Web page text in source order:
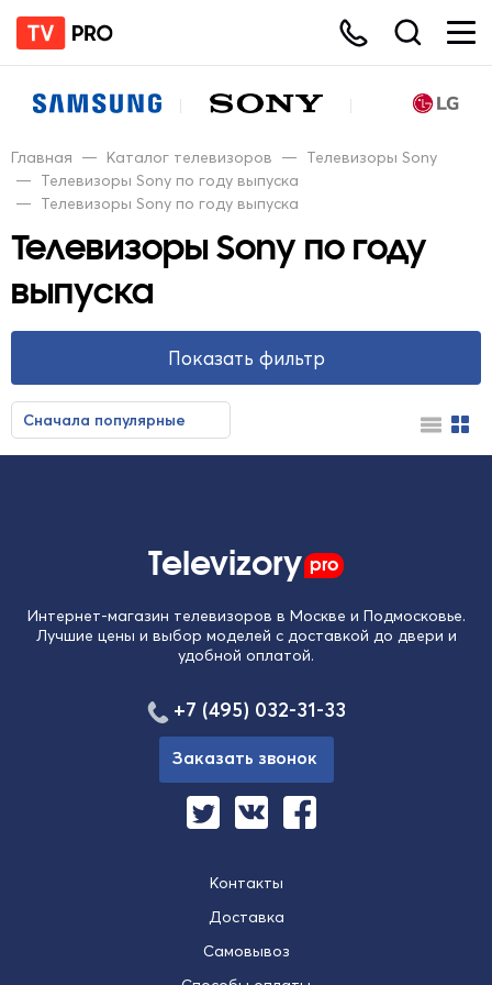
Главная — Каталог телевизоров — Телевизоры Sony
— Телевизоры Sony по году выпуска
— Телевизоры Sony по году выпуска
Телевизоры Sony по году
выпуска
Показать фильтр
Сначала популярные
Televizory pro
Интернет-магазин телевизоров в Москве и Подмосковье.
Лучшие цены и выбор моделей с доставкой до двери и
удобной оплатой.
Контакты
Доставка
Самовывоз
+7 (495) 032-31-33
Заказать звонок